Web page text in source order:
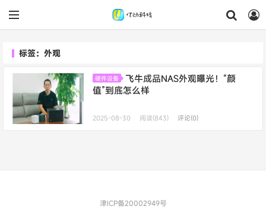
标签：外观
硬件设备
飞牛成品NAS外观曝光！“颜
值”到底怎么样
2025-08-30 阅读(843) 评论(0)
津ICP备20002949号